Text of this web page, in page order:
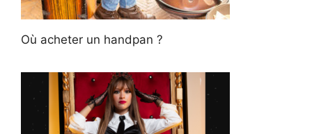
Où acheter un handpan ?